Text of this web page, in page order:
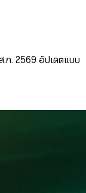
ก. 2569 อัปเดตแบบ